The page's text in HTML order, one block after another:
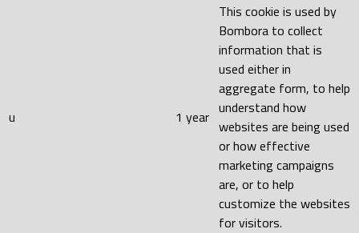
u 1 year
This cookie is used by
Bombora to collect
information that is
used either in
aggregate form, to help
understand how
websites are being used
or how effective
marketing campaigns
are, or to help
customize the websites
for visitors.